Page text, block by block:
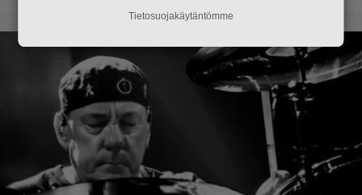
Tietosuojakäytäntömme